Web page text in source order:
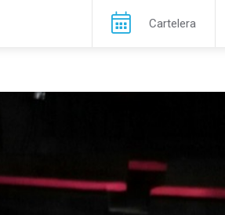
Cartelera